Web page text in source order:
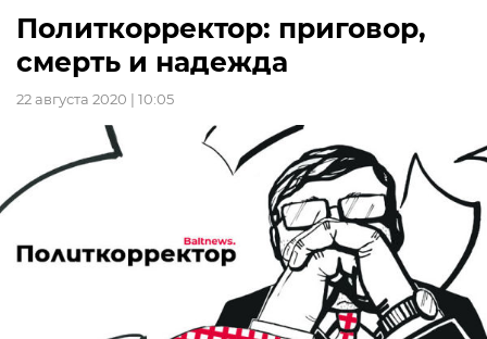
Политкорректор: приговор,
смерть и надежда
22 августа 2020 | 10:05